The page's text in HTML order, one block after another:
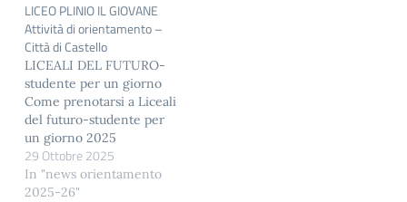
LICEO PLINIO IL GIOVANE
Attività di orientamento –
Città di Castello
LICEALI DEL FUTURO-
studente per un giorno
Come prenotarsi a Liceali
del futuro-studente per
un giorno 2025
LOCANDINA OPEN DAY
29 Ottobre 2025
In "news orientamento
2025-26"